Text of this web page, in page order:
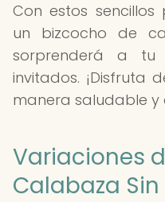
Con estos
un bizcocho de
sorprenderá a
invitados. ¡Disfruta
manera saludable y
Variaciones
Calabaza